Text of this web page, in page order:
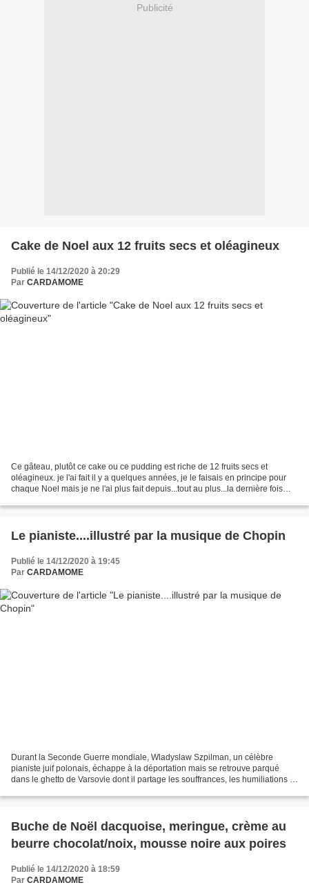
Publicité
Cake de Noel aux 12 fruits secs et oléagineux
Publié le 14/12/2020 à 20:29
Par CARDAMOME
Ce gâteau, plutôt ce cake ou ce pudding est riche de 12 fruits secs et
oléagineux. je l'ai fait il y a quelques années, je le faisais en principe pour
chaque Noel mais je ne l'ai plus fait depuis...tout au plus...la dernière fois
Le pianiste....illustré par la musique de Chopin
Publié le 14/12/2020 à 19:45
Par CARDAMOME
Durant la Seconde Guerre mondiale, Wladyslaw Szpilman, un célèbre
pianiste juif polonais, échappe à la déportation mais se retrouve parqué
dans le ghetto de Varsovie dont il partage les souffrances, les humiliations et
Buche de Noël dacquoise, meringue, crème au
beurre chocolat/noix, mousse noire aux poires
Publié le 14/12/2020 à 18:59
Par CARDAMOME